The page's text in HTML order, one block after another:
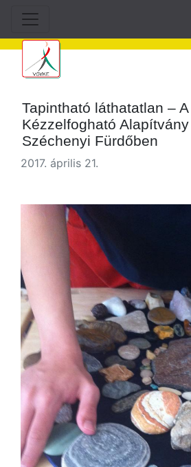
Tapintható láthatatlan – A
Kézzelfogható
Széchenyi Fürdőben
2017. április 21.